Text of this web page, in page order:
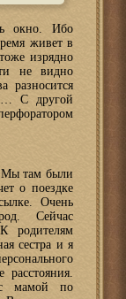
окно. Ибо
живет в
изрядно
не видно
разносится
С другой
там были
о поездке
Очень
Сейчас
родителям
сестра и я
с мамой по